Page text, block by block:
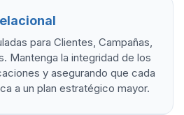
para Clientes, Campañas,
Mantenga la integridad de los
y asegurando que cada
a un plan estratégico mayor.